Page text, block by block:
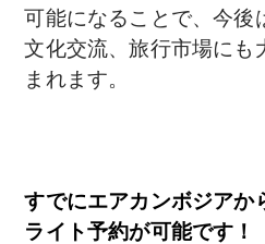
可能になることで、今後
文化交流、旅行市場にも
まれます。
すでにエアカンボジアか
ライト予約が可能です！